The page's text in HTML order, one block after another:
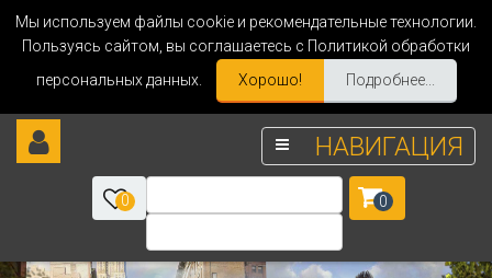
Мы используем файлы cookie и рекомендательные технологии.
Пользуясь сайтом, вы соглашаетесь с Политикой обработки
персональных данных.
Хорошо! Подробнее...
НАВИГАЦИЯ
0 0